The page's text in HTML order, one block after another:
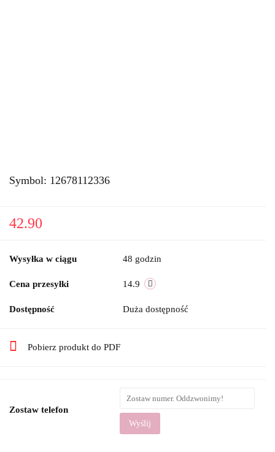
Symbol: 12678112336
42.90
Wysyłka w ciągu 48 godzin
Cena przesyłki 14.9
Dostępność Duża dostępność
Pobierz produkt do PDF
Zostaw telefon
Wyślij